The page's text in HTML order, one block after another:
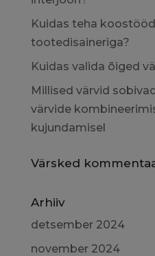
Kuidas teha
tootedisaineriga?
Kuidas valida õiged
Millised värvid
värvide
kujundamisel
Värsked
Arhiiv
detsember 2024
november 2024